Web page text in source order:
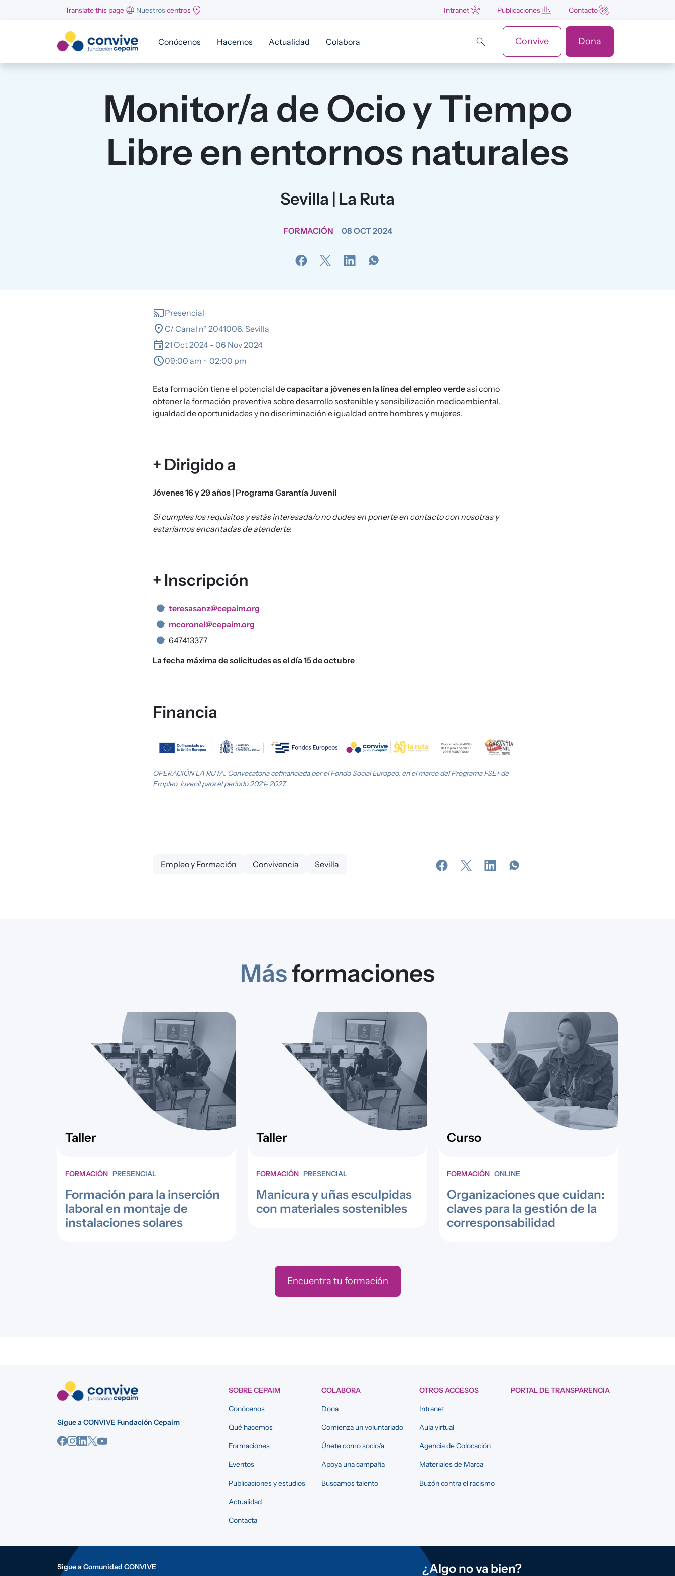
Pasar al contenido principal
Translate this page Nuestroscentros Intranet Publicaciones Contacto
Conócenos Hacemos Actualidad Colabora Convive Dona
Monitor/a de Ocio y Tiempo
Libre en entornos naturales
Sevilla | La Ruta
FORMACIÓN 08 OCT 2024
castPresencial
location_on C/ Canal nº 2041006. Sevilla
event21 Oct 2024 - 06 Nov 2024
schedule09:00 am ~ 02:00 pm
Esta formación tiene el potencial decapacitar a jóvenes en la línea del empleo verdeasí como
obtener la formación preventiva sobre desarrollo sostenible y sensibilización medioambiental,
igualdad de oportunidades y no discriminación e igualdad entre hombres y mujeres.
+ Dirigido a
Jóvenes 16 y 29 años | Programa Garantía Juvenil
Si cumples los requisitos y estás interesada/o no dudes en ponerte en contacto con nosotras y
estaríamos encantadas de atenderte.
+ Inscripción
teresasanz@cepaim.org
mcoronel@cepaim.org
647413377
La fecha máxima de solicitudes es el día 15 de octubre
Financia
OPERACIÓN LA RUTA. Convocatoria cofinanciada por el Fondo Social Europeo, en el marco del Programa FSE+ de
Empleo Juvenil para el periodo 2021- 2027
Empleo y Formación Convivencia Sevilla
Másformaciones
Taller
FORMACIÓN PRESENCIAL
Formación para la inserción
laboral en montaje de
instalaciones solares
Taller
FORMACIÓN PRESENCIAL
Manicura y uñas esculpidas
con materiales sostenibles
Curso
FORMACIÓN ONLINE
Organizaciones que cuidan:
claves para la gestión de la
corresponsabilidad
Encuentra tu formación
Sigue a CONVIVE Fundación Cepaim
SOBRE CEPAIM
Conócenos
Qué hacemos
Formaciones
Eventos
Publicaciones y estudios
Actualidad
Contacta
COLABORA
Dona
Comienza un voluntariado
Únete como socio/a
Apoya una campaña
Buscamos talento
OTROS ACCESOS
Intranet
Aula virtual
Agencia de Colocación
Materiales de Marca
Buzón contra el racismo
PORTAL DE TRANSPARENCIA
Sigue a Comunidad CONVIVE ¿Algo no va bien?